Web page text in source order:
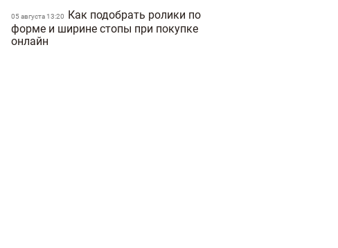
на стоимость недвижимости
25 февраля 18:21
05 августа 13:20
Как подобрать ролики по
форме и ширине стопы при покупке
онлайн